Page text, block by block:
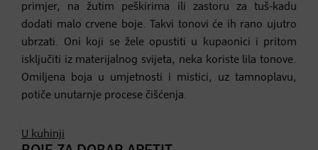
primjer, na žutim peškirima ili zastoru za tuš-kadu
dodati malo crvene boje. Takvi tonovi će ih rano ujutro
ubrzati. Oni koji se žele opustiti u kupaonici i pritom
isključiti iz materijalnog svijeta, neka koriste lila tonove.
Omiljena boja u umjetnosti i mistici, uz tamnoplavu,
potiče unutarnje procese čišćenja.
U kuhinji